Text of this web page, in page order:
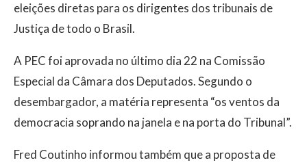
eleições diretas para os dirigentes dos tribunais de
Justiça de todo o Brasil.
A PEC foi aprovada no último dia 22 na Comissão
Especial da Câmara dos Deputados. Segundo o
desembargador, a matéria representa “os ventos da
democracia soprando na janela e na porta do Tribunal”.
Fred Coutinho informou também que a proposta de